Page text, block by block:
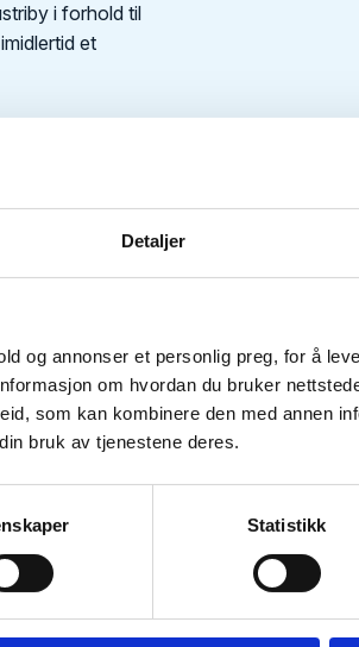
Detaljer
og annonser et personlig preg, for å
om hvordan du bruker
som kan kombinere den med annen
bruk av tjenestene deres.
Statistikk
i forhold til
et
omdannelse av
på
fordi de klarte
ledende innen
Industri og
og status for
Det
skal
Industri og